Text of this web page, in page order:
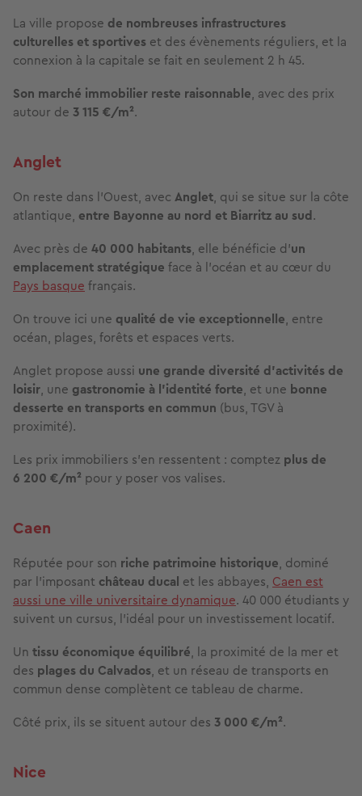
La ville propose de nombreuses infrastructures
culturelles et sportives et des évènements réguliers, et la
connexion à la capitale se fait en seulement 2 h 45.
Son marché immobilier reste raisonnable, avec des prix
autour de 3 115 €/m².
Anglet
On reste dans l’Ouest, avec Anglet, qui se situe sur la côte
atlantique, entre Bayonne au nord et Biarritz au sud.
Avec près de 40 000 habitants, elle bénéficie d’un
emplacement stratégique face à l’océan et au cœur du
Pays basque français.
On trouve ici une qualité de vie exceptionnelle, entre
océan, plages, forêts et espaces verts.
Anglet propose aussi une grande diversité d’activités de
loisir, une gastronomie à l’identité forte, et une bonne
desserte en transports en commun (bus, TGV à
proximité).
Les prix immobiliers s’en ressentent : comptez plus de
6 200 €/m² pour y poser vos valises.
Caen
Réputée pour son riche patrimoine historique, dominé
par l’imposant château ducal et les abbayes, Caen est
aussi une ville universitaire dynamique. 40 000 étudiants y
suivent un cursus, l’idéal pour un investissement locatif.
Un tissu économique équilibré, la proximité de la mer et
des plages du Calvados, et un réseau de transports en
commun dense complètent ce tableau de charme.
Côté prix, ils se situent autour des 3 000 €/m².
Nice